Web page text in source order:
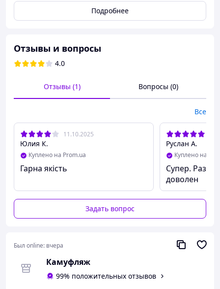
За питаннями звертатися за телефоном.
Подробнее
Отзывы и вопросы
4.0
Отзывы (1) Вопросы (0)
Все
11.10.2025
Юлия К.
Куплено на Prom.ua
Гарна якість
Руслан А.
Куплено на
Супер.
доволен
Задать вопрос
Был online: вчера
Камуфляж
99% положительных отзывов